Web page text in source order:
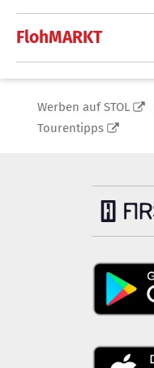
FlohMARKT
Werben auf STOL
Tourentipps